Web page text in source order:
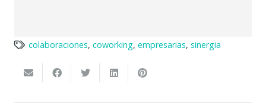
colaboraciones, coworking, empresarias, sinergia